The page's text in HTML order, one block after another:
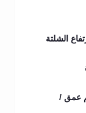
سوفت ارتفاع الشلتة
الخارج 200 سم * 90 سم عمق /